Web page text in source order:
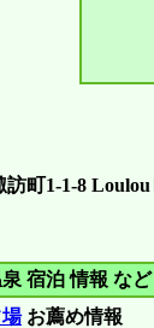
町1-1-8
宿泊 情報 な
お薦め情報